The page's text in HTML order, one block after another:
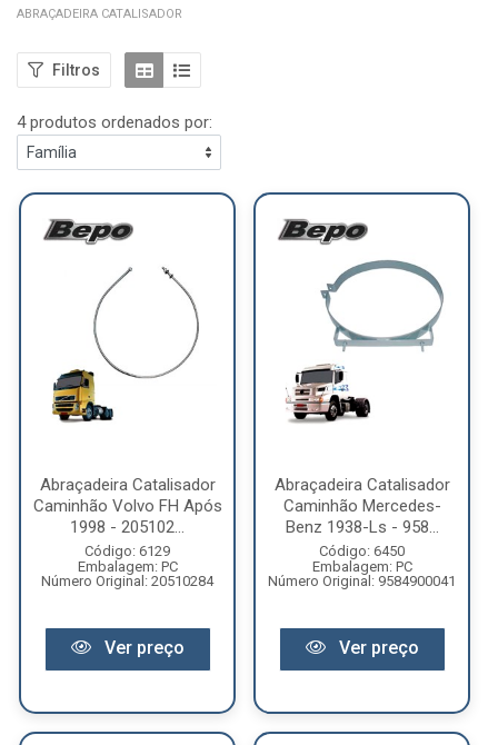
ABRAÇADEIRA CATALISADOR
Filtros
4 produtos ordenados por:
Abraçadeira Catalisador
Caminhão Volvo FH Após
1998 - 205102...
Código: 6129
Embalagem: PC
Número Original: 20510284
Ver preço
Abraçadeira Catalisador
Caminhão Mercedes-
Benz 1938-Ls - 958...
Código: 6450
Embalagem: PC
Número Original: 9584900041
Ver preço